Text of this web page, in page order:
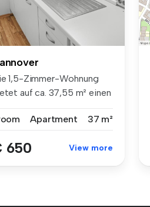
1,5-Zimmer-Wohnung
auf ca. 37,55 m² einen
Apartment 37 m²
650 View more